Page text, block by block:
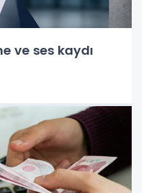
ve ses kaydı